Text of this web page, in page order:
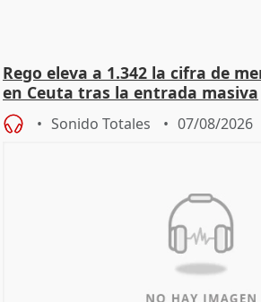
Rego eleva a 1.342 la cifra de
en Ceuta tras la entrada masiva
Sonido Totales 07/08/2026